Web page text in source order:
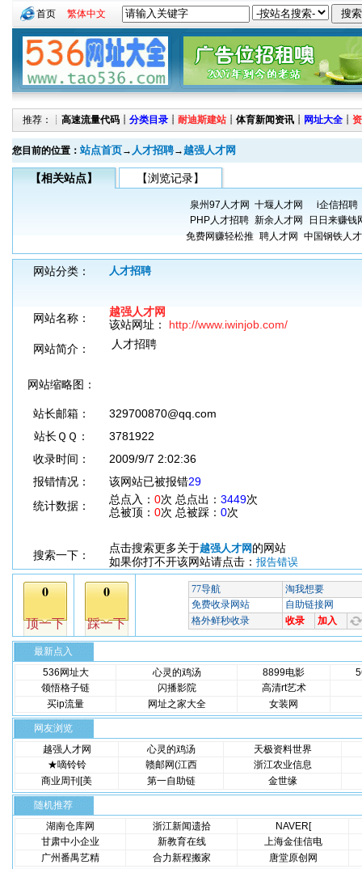
首页 繁体中文
推荐：┊ 高速流量代码 ┊ 分类目录 ┊ 耐迪斯建站 ┊ 体育新闻资讯 ┊ 网址大全 ┊
您目前的位置： 站点首页→ 人才招聘→越强人才网
【相关站点】 【浏览记录】
泉州97人才网 十堰人才网
i企信招聘
PHP人才招聘 新余人才网
日日来赚钱
免费网赚轻松推 聘人才网 中国钢铁人
网站分类： 人才招聘
网站名称：
越强人才网
该站网址： http://www.iwinjob.com/
网站简介：
人才招聘
网站缩略图：
站长邮箱：
329700870@qq.com
站长ＱＱ：
3781922
收录时间：
2009/9/7 2:02:36
报错情况：
该网站已被报错29
统计数据：
总点入： 0次 总点出： 3449次
总被顶： 0次 总被踩： 0次
搜索一下：
点击搜索更多关于越强人才网 的网站
如果你打不开该网站请点击： 报告错误
最新点入
536网址大
心灵的鸡汤 8899电影
领悟格子链
闪播影院
高清rt艺术
买ip流量
网址之家大全 女装网
网友浏览
越强人才网
心灵的鸡汤
天极资料世界
★嘀铃铃
赣邮网(江西
浙江农业信息
商业周刊[美
第一自助链 金世缘
随机推荐
湖南仓库网
浙江新闻遗拾
NAVER[
甘肃中小企业
新教育在线
上海金佳信电
广州番禺艺精
合力新程搬家 唐堂原创网